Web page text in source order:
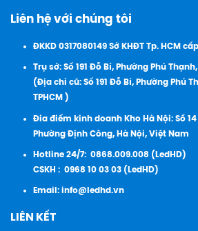
Liên hệ với chúng tôi
ĐKKD 0317080149 Sở KHĐT Tp. HCM cấp
Trụ sở: Số 191 Đỗ Bí, Phường Phú Thạnh,
(Địa chỉ cũ: Số 191 Đỗ Bí, Phường Phú
TPHCM )
Đia điểm kinh doanh Kho Hà Nội: Số
Phường Định Công, Hà Nội, Việt Nam
Hotline 24/7: 0868.009.008 (LedHD)
CSKH : 0968 10 03 03 (LedHD)
Email:info@ledhd.vn
LIÊN KẾT